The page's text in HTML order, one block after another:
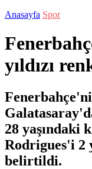
Anasayfa Spor
yıldızı
28 yaşındaki
Rodrigues'i 2
belirtildi.